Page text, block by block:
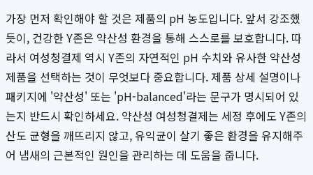
가장 먼저 확인해야 할 것은 제품의 pH 농도입니다. 앞서 강조했
듯이, 건강한 Y존은 약산성 환경을 통해 스스로를 보호합니다. 따
라서 여성청결제 역시 Y존의 자연적인 pH 수치와 유사한 약산성
제품을 선택하는 것이 무엇보다 중요합니다. 제품 상세 설명이나
패키지에 '약산성' 또는 'pH-balanced'라는 문구가 명시되어 있
는지 반드시 확인하세요. 약산성 여성청결제는 세정 후에도 Y존의
산도 균형을 깨뜨리지 않고, 유익균이 살기 좋은 환경을 유지해주
어 냄새의 근본적인 원인을 관리하는 데 도움을 줍니다.